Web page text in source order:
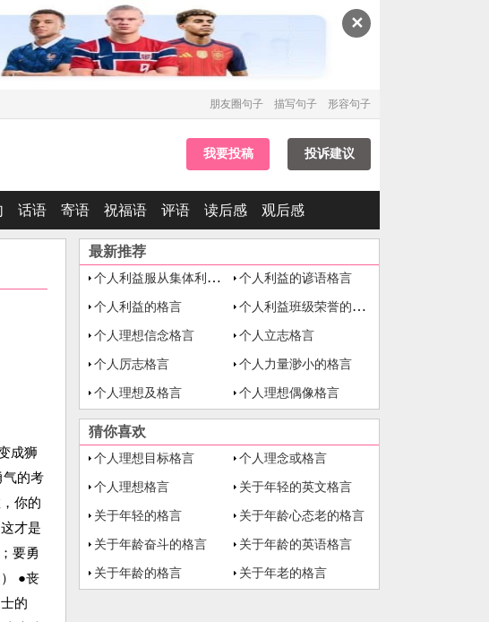
✕
形容句子
描写句子
朋友圈句子
我要投稿 投诉建议
话语 寄语 祝福语 评语 读后感 观后感
成狮
气的考
你的
才是
要勇
●丧
的
最新推荐
个人利益服从集体利益格言
个人利益的谚语格言
个人利益的格言 个人利益班级荣誉的格言
个人理想信念格言 个人立志格言
个人厉志格言 个人力量渺小的格言
个人理想及格言 个人理想偶像格言
猜你喜欢
个人理想目标格言 个人理念或格言
个人理想格言 关于年轻的英文格言
关于年轻的格言 关于年龄心态老的格言
关于年龄奋斗的格言 关于年龄的英语格言
关于年龄的格言 关于年老的格言